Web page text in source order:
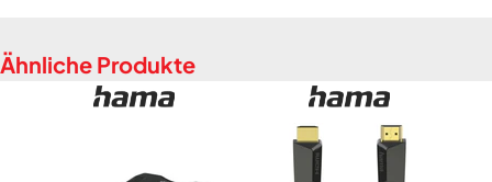
Ähnliche Produkte